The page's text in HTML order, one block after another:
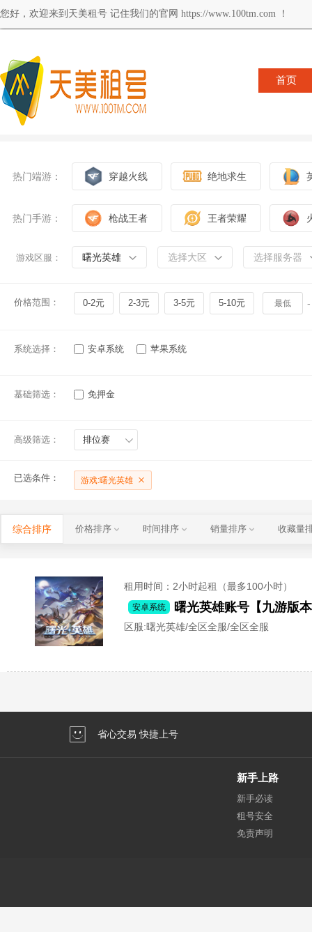
您好，欢迎来到天美租号 记住我们的官网 https://www.100tm.com ！
首页
热门端游： 穿越火线 绝地求生
热门手游： 枪战王者 王者荣耀
游戏区服： 曙光英雄 选择大区 选择服务器
价格范围： 0-2元 2-3元 3-5元 5-10元 -
系统选择： 安卓系统 苹果系统
基础筛选： 免押金
高级筛选： 排位赛
已选条件： 游戏:曙光英雄
综合排序 价格排序 时间排序 销量排序 收藏量
租用时间 ：2小时起租（最多100小时）
安卓系统
区服:曙光英雄/全区全服/全区全服
省心交易 快捷上号
新手上路
新手必读
租号安全
免责声明